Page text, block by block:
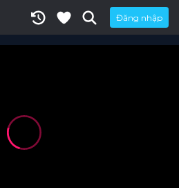
Đăng nhập